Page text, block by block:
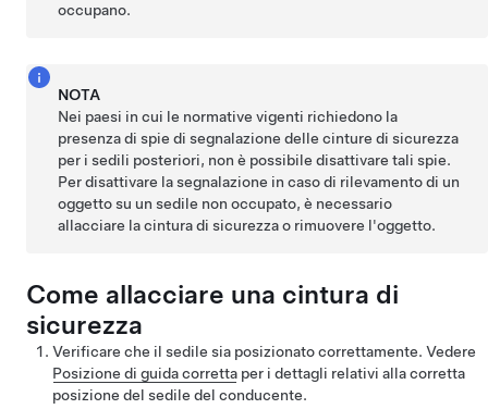
occupano.
NOTA
Nei paesi in cui le normative vigenti richiedono la
presenza di spie di segnalazione delle cinture di sicurezza
per i sedili posteriori, non è possibile disattivare tali spie.
Per disattivare la segnalazione in caso di rilevamento di un
oggetto su un sedile non occupato, è necessario
allacciare la cintura di sicurezza o rimuovere l'oggetto.
Come allacciare una cintura di
sicurezza
Verificare che il sedile sia posizionato correttamente. Vedere
Posizione di guida corretta per i dettagli relativi alla corretta
posizione del sedile del conducente.